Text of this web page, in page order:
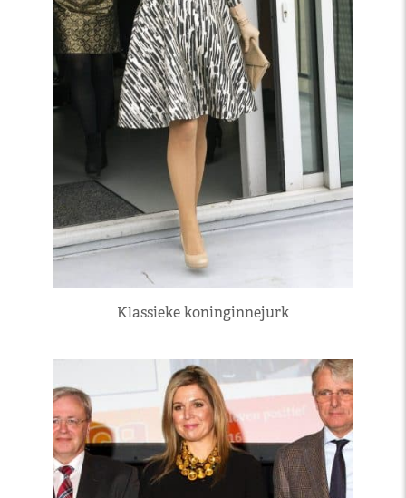
Klassieke koninginnejurk